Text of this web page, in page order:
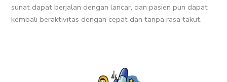
sunat dapat berjalan dengan lancar, dan pasien pun dapat
kembali beraktivitas dengan cepat dan tanpa rasa takut.